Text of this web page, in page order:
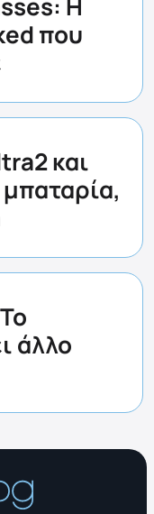
Η
που
και
άλλο